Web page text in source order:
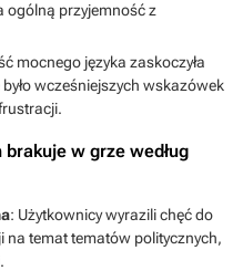
ogólną przyjemność z
mocnego języka zaskoczyła
wcześniejszych wskazówek
w grze według
: Użytkownicy wyrazili chęć do
temat tematów politycznych,